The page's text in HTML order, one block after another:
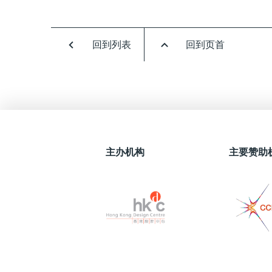
回到列表 回到页首
主办机构 主要赞助